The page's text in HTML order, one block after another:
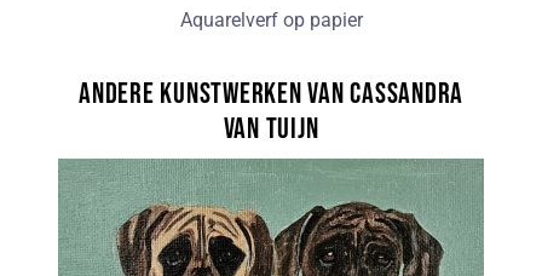
Aquarelverf op papier
Andere kunstwerken van Cassandra
van Tuijn